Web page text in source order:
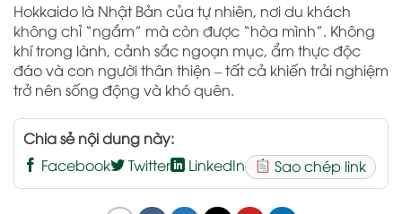
Hokkaido là Nhật Bản của tự nhiên, nơi du khách
không chỉ “ngắm” mà còn được “hòa mình”. Không
khí trong lành, cảnh sắc ngoạn mục, ẩm thực độc
đáo và con người thân thiện – tất cả khiến trải nghiệm
trở nên sống động và khó quên.
Chia sẻ nội dung này:
Facebook
Twitter LinkedIn Sao chép link